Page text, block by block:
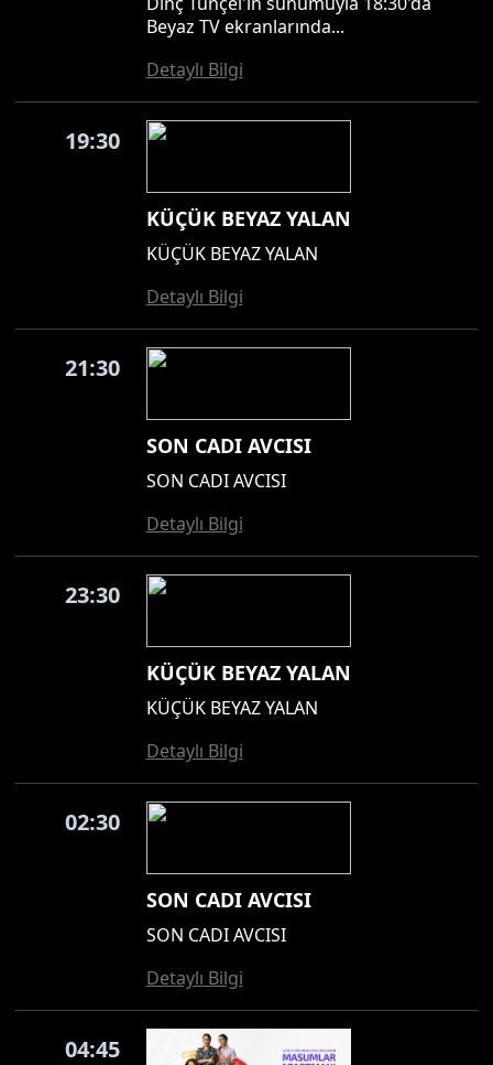
Beyaz TV ekranlarında...
Detaylı Bilgi
19:30
KÜÇÜK BEYAZ YALAN
KÜÇÜK BEYAZ YALAN
Detaylı Bilgi
21:30
SON CADI AVCISI
SON CADI AVCISI
Detaylı Bilgi
23:30
KÜÇÜK BEYAZ YALAN
KÜÇÜK BEYAZ YALAN
Detaylı Bilgi
02:30
SON CADI AVCISI
SON CADI AVCISI
Detaylı Bilgi
04:45